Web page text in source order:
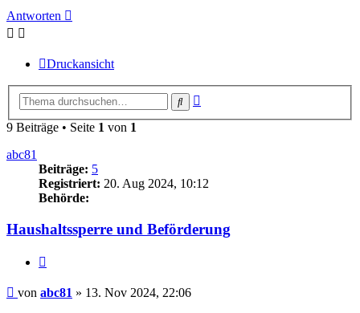
Antworten
Druckansicht
Suche
9 Beiträge • Seite 1 von 1
abc81
Beiträge: 5
Registriert: 20. Aug 2024, 10:12
Behörde:
Haushaltssperre und Beförderung
Beitrag
von abc81 » 13. Nov 2024, 22:06